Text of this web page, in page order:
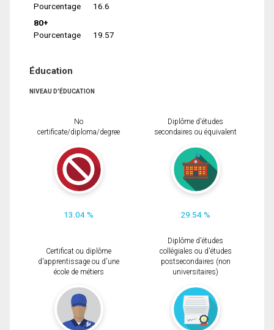
Pourcentage
16.6
80+
Pourcentage
19.57
Éducation
NIVEAU D'ÉDUCATION
No
certificate/diploma/degree
13.04 %
Diplôme d'études
secondaires ou équivalent
29.54 %
Certificat ou diplôme
d'apprentissage ou d'une
école de métiers
Diplôme d'études
collégiales ou d'études
postsecondaires (non
universitaires)